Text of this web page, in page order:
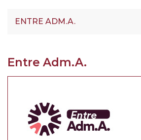
ENTRE ADM.A.
Entre Adm.A.